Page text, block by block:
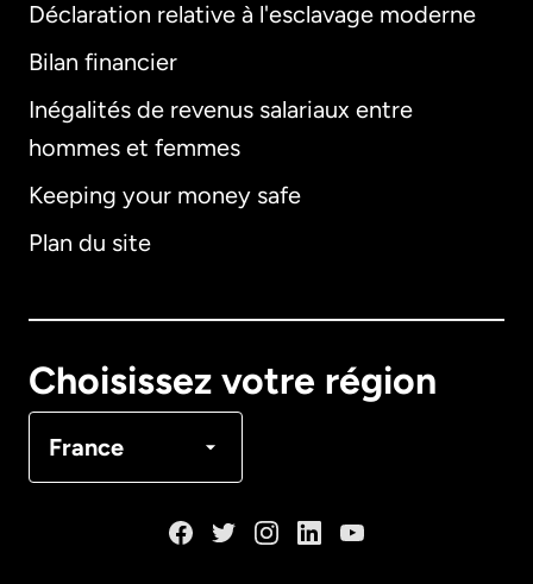
Déclaration relative à l'esclavage moderne
Bilan financier
Inégalités de revenus salariaux entre
hommes et femmes
Keeping your money safe
Plan du site
Choisissez votre région
France
International
Allemagne
Français